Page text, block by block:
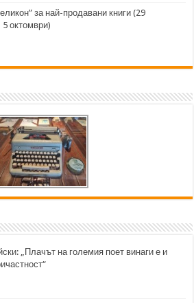
за най-продавани книги (29
октомври)
„Плачът на големия поет винаги е и